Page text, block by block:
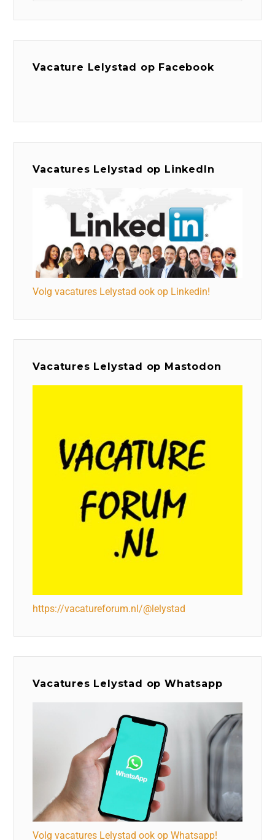
Vacature Lelystad op Facebook
Vacatures Lelystad op LinkedIn
Volg vacatures Lelystad ook op Linkedin!
Vacatures Lelystad op Mastodon
https://vacatureforum.nl/@lelystad
Vacatures Lelystad op Whatsapp
Volg vacatures Lelystad ook op Whatsapp!